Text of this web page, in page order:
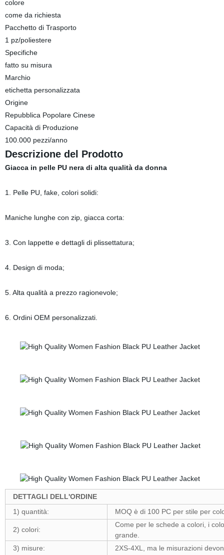
colore
come da richiesta
Pacchetto di Trasporto
1 pz/poliestere
Specifiche
fatto su misura
Marchio
etichetta personalizzata
Origine
Repubblica Popolare Cinese
Capacità di Produzione
100.000 pezzi/anno
Descrizione del Prodotto
Giacca in pelle PU nera di alta qualità da donna
1. Pelle PU, fake, colori solidi:
Maniche lunghe con zip, giacca corta:
3. Con lappette e dettagli di plissettatura;
4. Design di moda;
5. Alta qualità a prezzo ragionevole;
6. Ordini OEM personalizzati.
DETTAGLI DELL'ORDINE
1) quantità:
MOQ è di 100 PC per stile per
2) colori:
Come per le schede a colori, i
grande.
3) misure:
2XS-4XL, ma le misurazioni